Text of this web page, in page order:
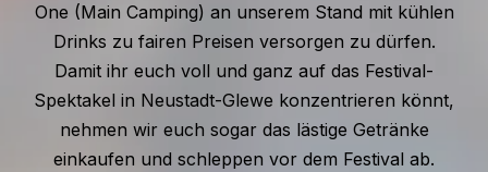
One (Main Camping) an unserem Stand mit kühlen
Drinks zu fairen Preisen versorgen zu dürfen.
Damit ihr euch voll und ganz auf das Festival-
Spektakel in Neustadt-Glewe konzentrieren könnt,
nehmen wir euch sogar das lästige Getränke
einkaufen und schleppen vor dem Festival ab.